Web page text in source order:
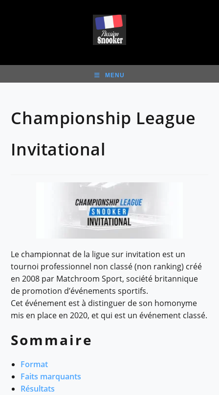
MENU
Championship League
Invitational
Le championnat de la ligue sur invitation est un
tournoi professionnel non classé (non ranking) créé
en 2008 par Matchroom Sport, société britannique
de promotion d’événements sportifs.
Cet événement est à distinguer de son homonyme
mis en place en 2020, et qui est un événement classé.
Sommaire
Format
Faits marquants
Résultats